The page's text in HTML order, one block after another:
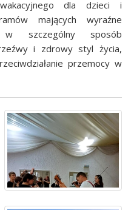
dla dzieci i
mających wyraźne
w szczególny sposób
i zdrowy styl życia,
przemocy w